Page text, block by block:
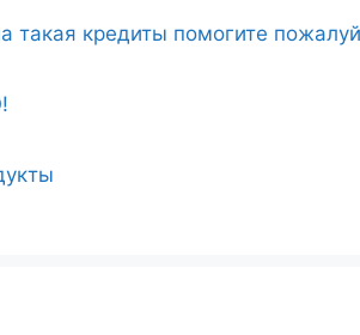
такая кредиты помогите